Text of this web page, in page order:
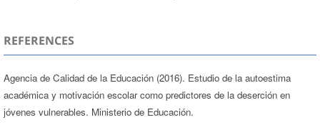
REFERENCES
Agencia de Calidad de la Educación (2016). Estudio de la autoestima
académica y motivación escolar como predictores de la deserción en
jóvenes vulnerables. Ministerio de Educación.